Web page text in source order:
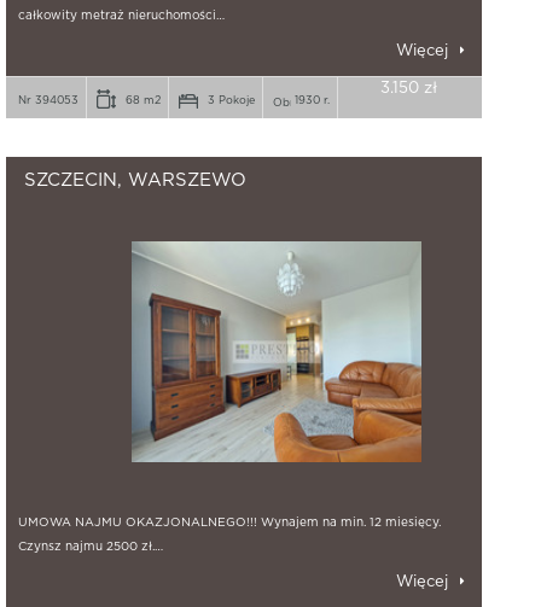
całkowity metraż nieruchomości…
Więcej
Nr 394053 68 m2 3 Pokoje 1930 r.
3.150 zł
SZCZECIN, WARSZEWO
UMOWA NAJMU OKAZJONALNEGO!!! Wynajem na min. 12 miesięcy.
Czynsz najmu 2500 zł.…
Więcej